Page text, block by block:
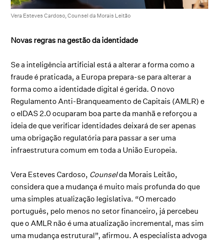
Vera Esteves Cardoso, Counsel da Morais Leitão
Novas regras na gestão da identidade
Se a inteligência artificial está a alterar a forma como a
fraude é praticada, a Europa prepara-se para alterar a
forma como a identidade digital é gerida. O novo
Regulamento Anti-Branqueamento de Capitais (AMLR) e
o eIDAS 2.0 ocuparam boa parte da manhã e reforçou a
ideia de que verificar identidades deixará de ser apenas
uma obrigação regulatória para passar a ser uma
infraestrutura comum em toda a União Europeia.
Vera Esteves Cardoso, Counselda Morais Leitão,
considera que a mudança é muito mais profunda do que
uma simples atualização legislativa. “O mercado
português, pelo menos no setor financeiro, já percebeu
que o AMLR não é uma atualização incremental, mas sim
uma mudança estrutural”, afirmou. A especialista advoga